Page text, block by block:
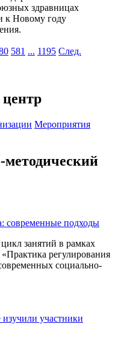
здравницах
к Новому году
581 ... 1195 След.
Мероприятия
современные подходы
занятий в рамках
регулирования
социально-
изучили участники